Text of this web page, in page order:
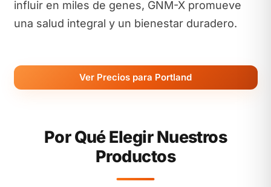
influir en miles de genes, GNM-X promueve
una salud integral y un bienestar duradero.
Ver Precios para Portland
Por Qué Elegir Nuestros
Productos